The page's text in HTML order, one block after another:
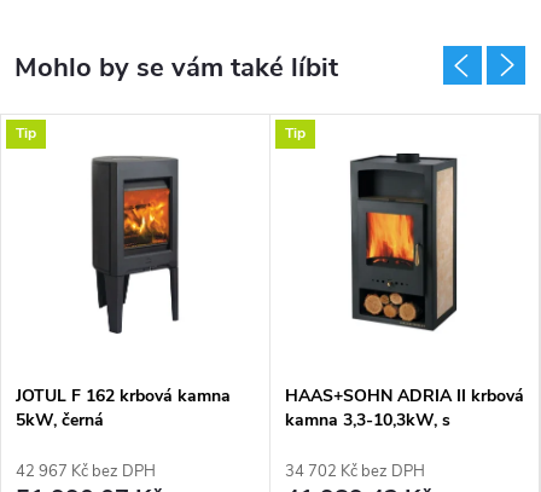
Tip
JOTUL F 162 krbová kamna
5kW, černá
42 967 Kč bez DPH
Tip
HAAS+SOHN ADRIA II krbová
kamna 3,3-10,3kW, s
34 702 Kč bez DPH